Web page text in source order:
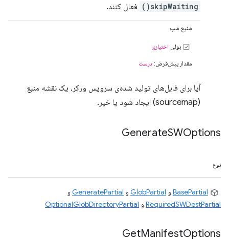
skipWaiting() فعال کنند.
منبع مپ
بولی اختیاری
مقدار پیش‌فرض: درست
آیا برای فایل‌های تولید شده‌ی سرویس ورکر، یک نقشه منبع
(sourcemap) ایجاد شود یا خیر.
GenerateSWOptions
نوع
BasePartial و GlobPartial و GeneratePartial و
RequiredSWDestPartial و OptionalGlobDirectoryPartial
GetManifestOptions